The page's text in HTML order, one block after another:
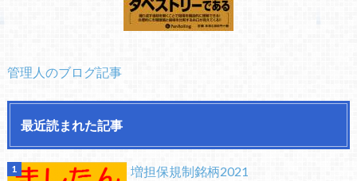
管理人のブログ記事
最近読まれた記事
増担保規制銘柄2021